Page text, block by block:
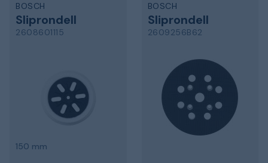
BOSCH
Sliprondell
2608601115
150 mm
BOSCH
Sliprondell
2609256B62